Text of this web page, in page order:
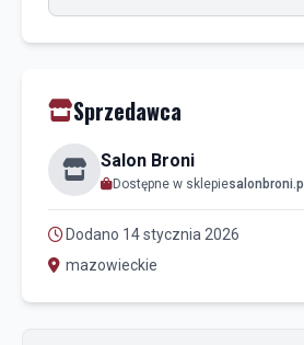
Sprzedawca
Salon Broni
Dostępne w sklepiesalonbroni.pl
Dodano 14 stycznia 2026
mazowieckie